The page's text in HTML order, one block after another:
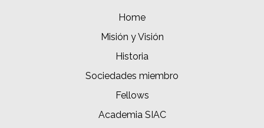
Home
Misión y Visión
Historia
Sociedades miembro
Fellows
Academia SIAC